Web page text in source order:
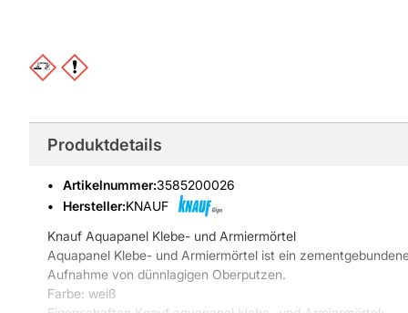
Produktdetails
Artikelnummer:3585200026
Hersteller:KNAUF
Knauf Aquapanel Klebe- und Armiermörtel
Aquapanel Klebe- und Armiermörtel ist ein
Aufnahme von dünnlagigen Oberputzen.
Farbe: weiß